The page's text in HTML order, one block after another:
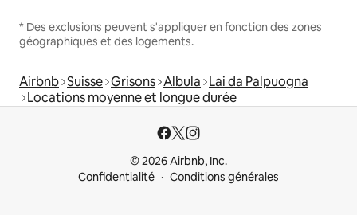
* Des exclusions peuvent s'appliquer en fonction des zones
géographiques et des logements.
Airbnb Suisse Grisons Albula Lai da Palpuogna
Locations moyenne et longue durée
© 2026 Airbnb, Inc.
Confidentialité
Conditions générales